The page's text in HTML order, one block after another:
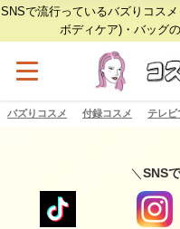
SNSで流行っているバズりコス
ボディケア)・バッグ
バズりコスメ 付録コスメ テレビ
＼ SNS